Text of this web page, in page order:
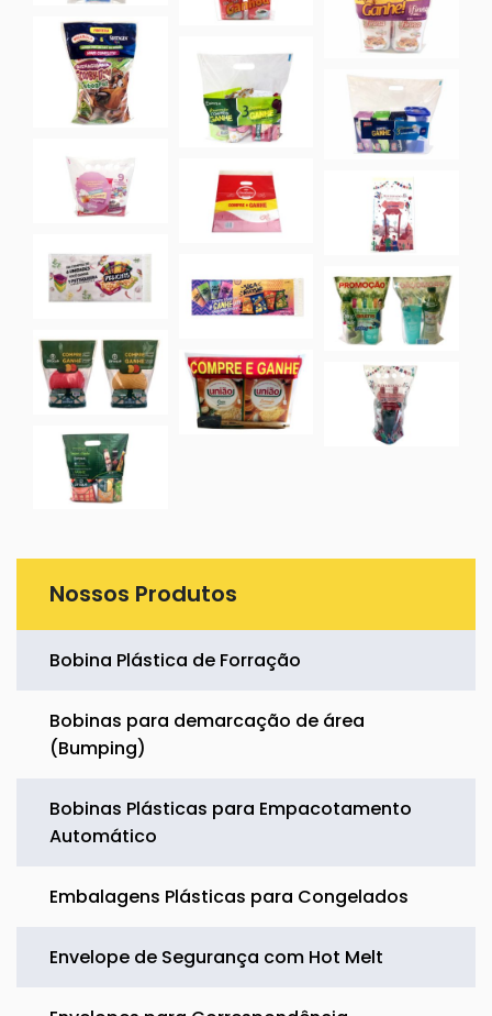
Nossos Produtos
Bobina Plástica de Forração
Bobinas para demarcação de área
(Bumping)
Bobinas Plásticas para Empacotamento
Automático
Embalagens Plásticas para Congelados
Envelope de Segurança com Hot Melt